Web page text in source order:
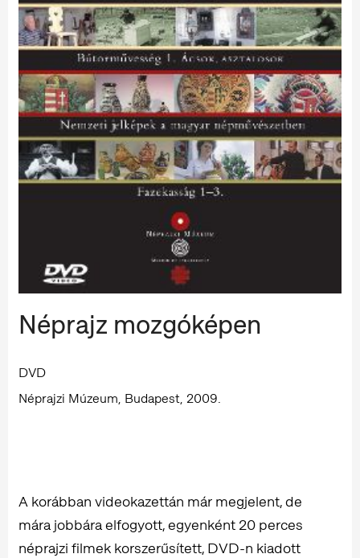
Néprajz mozgóképen
DVD
Néprajzi Múzeum, Budapest, 2009.
A korábban videokazettán már megjelent, de
mára jobbára elfogyott, egyenként 20 perces
néprajzi filmek korszerűsített, DVD-n kiadott